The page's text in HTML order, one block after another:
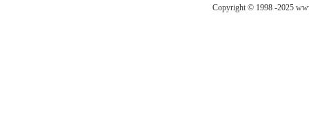
Copyright © 1998 -2025